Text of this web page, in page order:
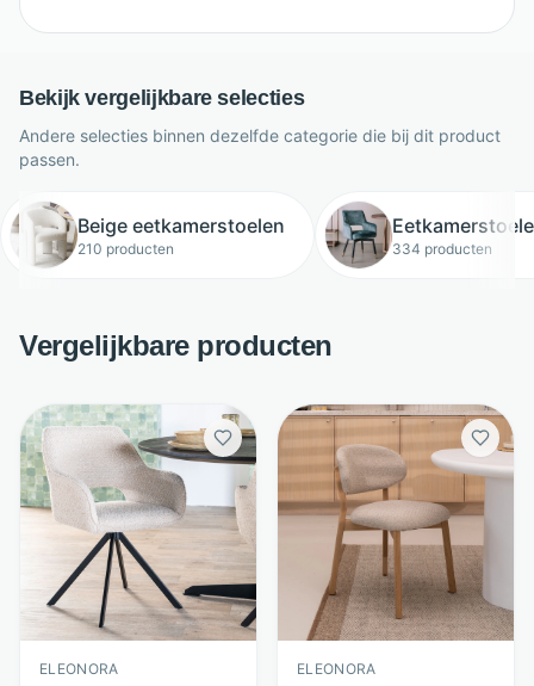
Bekijk vergelijkbare selecties
Andere selecties binnen dezelfde categorie die bij dit product
passen.
Beige eetkamerstoelen
210 producten 334 producten
Vergelijkbare producten
ELEONORA ELEONORA